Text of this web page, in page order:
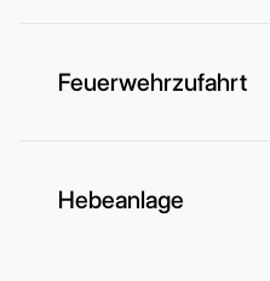
Feuerwehrzufahrt
Hebeanlage